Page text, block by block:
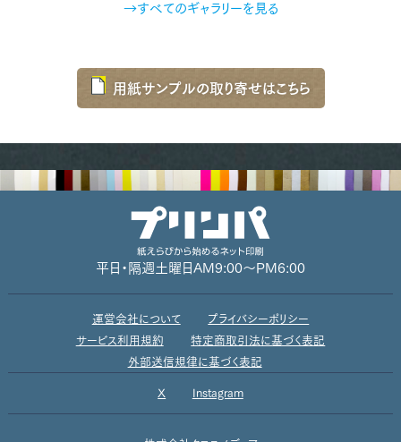
→すべてのギャラリーを見る
用紙サンプルの取り寄せはこちら
平日・隔週土曜日 AM9:00～PM6:00
運営会社について
プライバシーポリシー
サービス利用規約
特定商取引法に基づく表記
外部送信規律に基づく表記
X Instagram